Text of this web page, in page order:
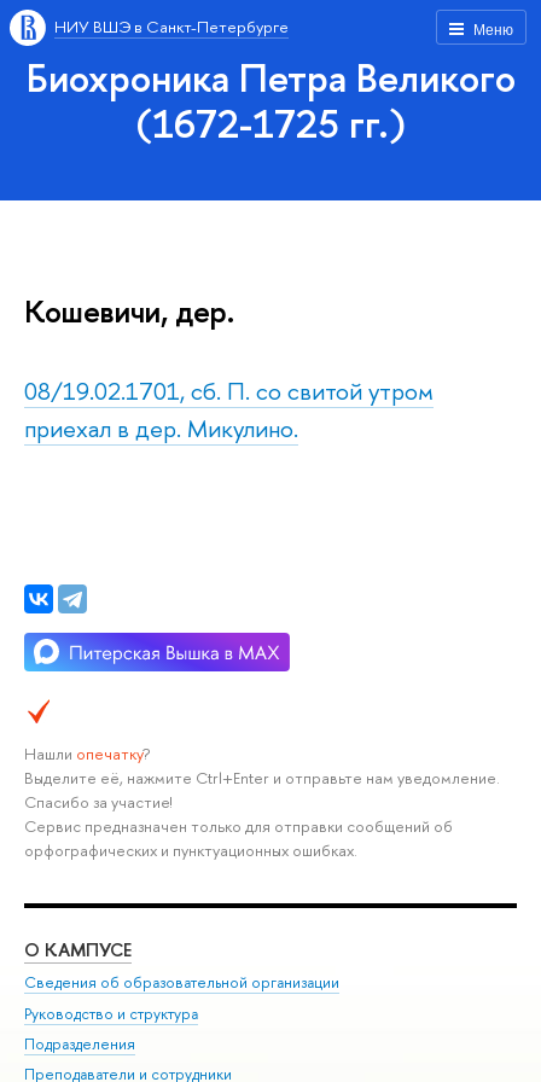
Меню
НИУ ВШЭ в Санкт-Петербурге
Биохроника Петра Великого
(1672-1725 гг.)
Кошевичи, дер.
08/19.02.1701, сб. П. со свитой утром
приехал в дер. Микулино.
Нашли опечатку?
Выделите её, нажмите Ctrl+Enter и отправьте нам уведомление.
Спасибо за участие!
Сервис предназначен только для отправки сообщений об
орфографических и пунктуационных ошибках.
О КАМПУСЕ
Сведения об образовательной организации
Руководство и структура
Подразделения
Преподаватели и сотрудники